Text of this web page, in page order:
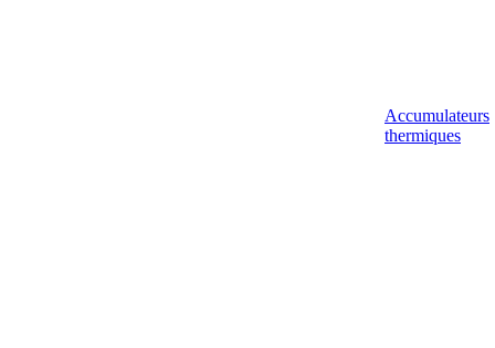
Accumulateurs
thermiques